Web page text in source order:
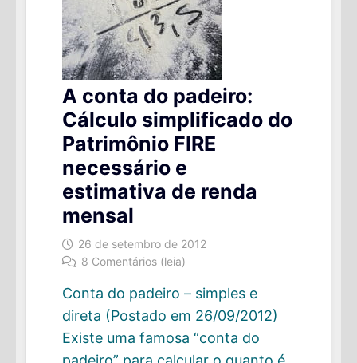
A conta do padeiro:
Cálculo simplificado do
Patrimônio FIRE
necessário e
estimativa de renda
mensal
26 de setembro de 2012
8 Comentários (leia)
Conta do padeiro – simples e
direta (Postado em 26/09/2012)
Existe uma famosa “conta do